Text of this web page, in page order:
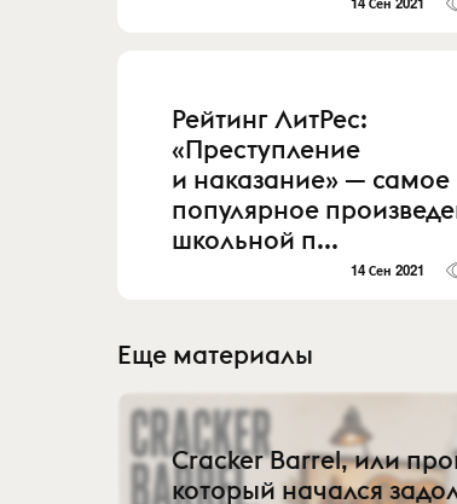
Рейтинг ЛитРес:
«Преступление
и наказание» — самое
популярное
школьной п...
14 Сен 2021
Еще материалы
Cracker Barrel, или
который начался